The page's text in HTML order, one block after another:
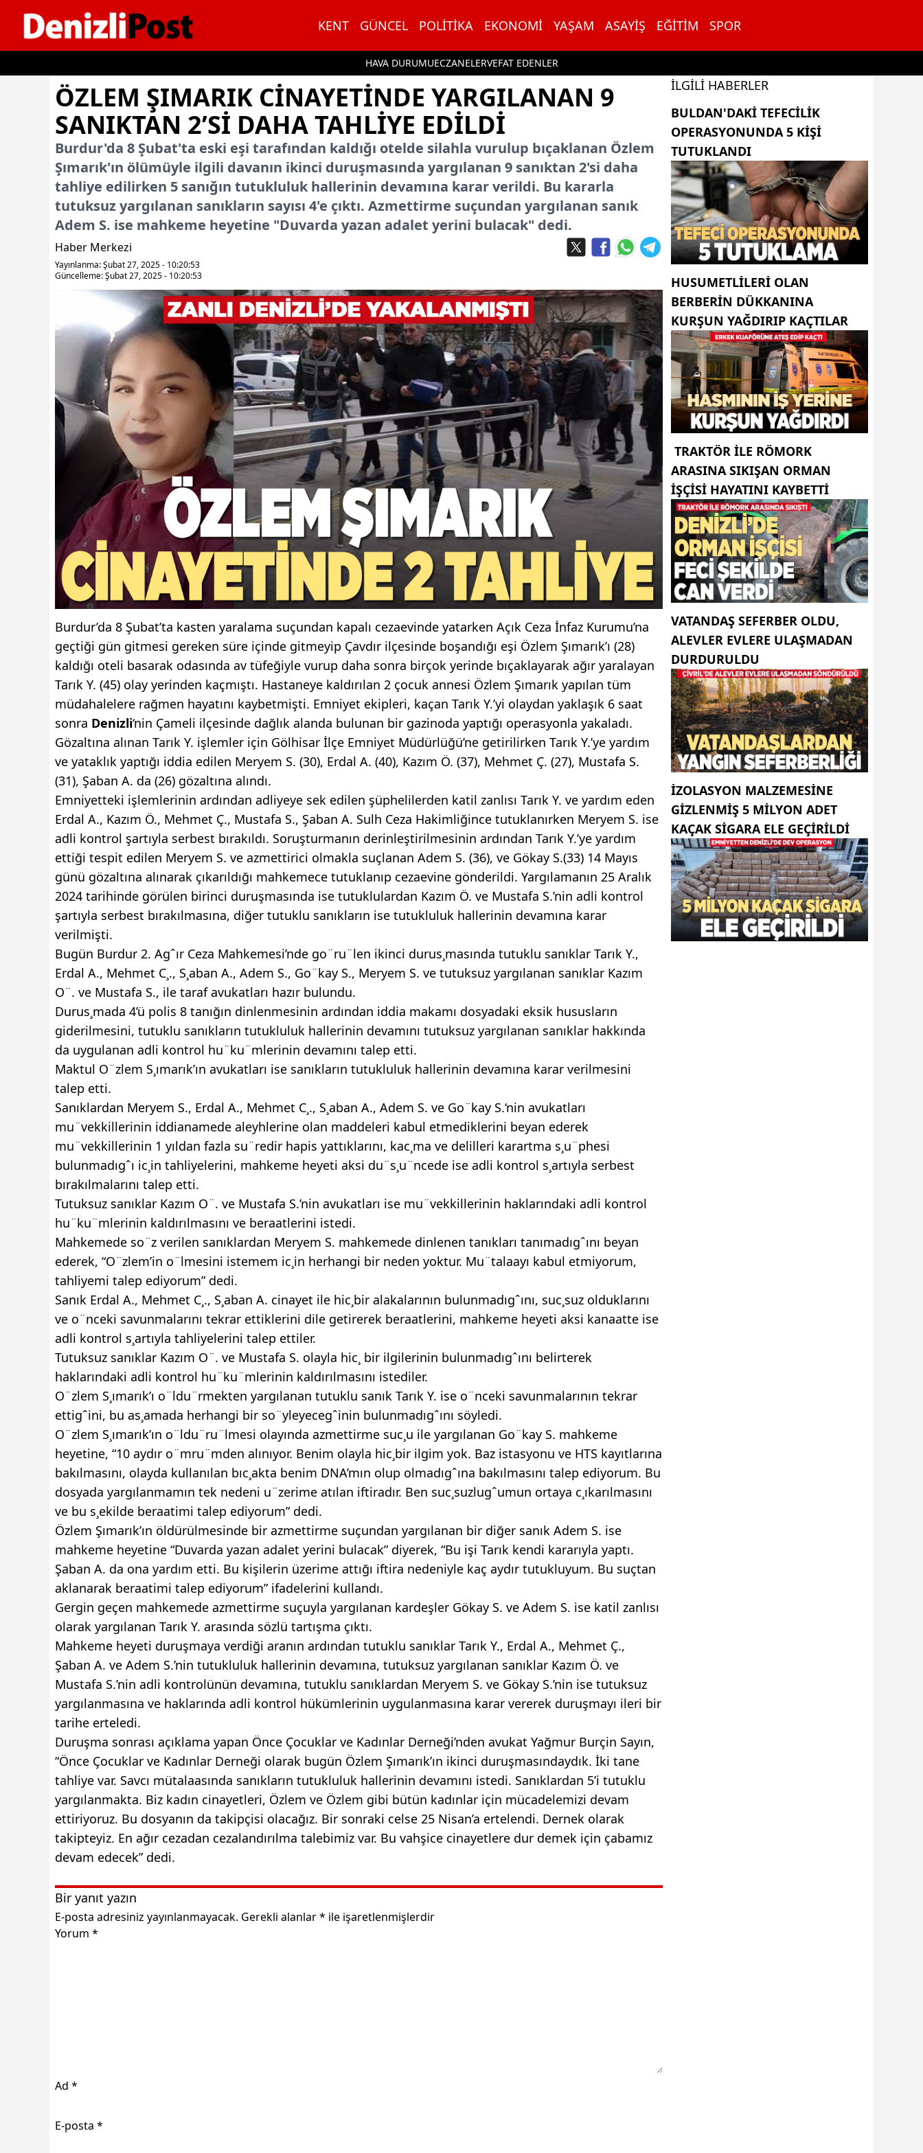
KENT GÜNCEL POLITIKA EKONOMI YAŞAM ASAYIŞ EĞITIM SPOR
HAVA DURUMUECZANELERVEFAT EDENLER
İçeriğe geç
ÖZLEM ŞIMARIK CINAYETINDE YARGILANAN 9
SANIKTAN 2’SI DAHA TAHLIYE EDILDI
Burdur'da 8 Şubat'ta eski eşi tarafından kaldığı otelde silahla vurulup bıçaklanan Özlem
Şımarık'ın ölümüyle ilgili davanın ikinci duruşmasında yargılanan 9 sanıktan 2'si daha
tahliye edilirken 5 sanığın tutukluluk hallerinin devamına karar verildi. Bu kararla
tutuksuz yargılanan sanıkların sayısı 4'e çıktı. Azmettirme suçundan yargılanan sanık
Adem S. ise mahkeme heyetine "Duvarda yazan adalet yerini bulacak" dedi.
Haber Merkezi
Yayınlanma: Şubat 27, 2025 - 10:20:53
Güncelleme: Şubat 27, 2025 - 10:20:53
Burdur’da 8 Şubat’ta kasten yaralama suçundan kapalı cezaevinde yatarken Açık Ceza İnfaz Kurumu’na
geçtiği gün gitmesi gereken süre içinde gitmeyip Çavdır ilçesinde boşandığı eşi Özlem Şımarık’ı (28)
kaldığı oteli basarak odasında av tüfeğiyle vurup daha sonra birçok yerinde bıçaklayarak ağır yaralayan
Tarık Y. (45) olay yerinden kaçmıştı. Hastaneye kaldırılan 2 çocuk annesi Özlem Şımarık yapılan tüm
müdahalelere rağmen hayatını kaybetmişti. Emniyet ekipleri, kaçan Tarık Y.’yi olaydan yaklaşık 6 saat
sonra Denizli‘nin Çameli ilçesinde dağlık alanda bulunan bir gazinoda yaptığı operasyonla yakaladı.
Gözaltına alınan Tarık Y. işlemler için Gölhisar İlçe Emniyet Müdürlüğü’ne getirilirken Tarık Y.’ye yardım
ve yataklık yaptığı iddia edilen Meryem S. (30), Erdal A. (40), Kazım Ö. (37), Mehmet Ç. (27), Mustafa S.
(31), Şaban A. da (26) gözaltına alındı.
Emniyetteki işlemlerinin ardından adliyeye sek edilen şüphelilerden katil zanlısı Tarık Y. ve yardım eden
Erdal A., Kazım Ö., Mehmet Ç., Mustafa S., Şaban A. Sulh Ceza Hakimliğince tutuklanırken Meryem S. ise
adli kontrol şartıyla serbest bırakıldı. Soruşturmanın derinleştirilmesinin ardından Tarık Y.’ye yardım
ettiği tespit edilen Meryem S. ve azmettirici olmakla suçlanan Adem S. (36), ve Gökay S.(33) 14 Mayıs
günü gözaltına alınarak çıkarıldığı mahkemece tutuklanıp cezaevine gönderildi. Yargılamanın 25 Aralık
2024 tarihinde görülen birinci duruşmasında ise tutuklulardan Kazım Ö. ve Mustafa S.’nin adli kontrol
şartıyla serbest bırakılmasına, diğer tutuklu sanıkların ise tutukluluk hallerinin devamına karar
verilmişti.
Bugün Burdur 2. Agˆır Ceza Mahkemesi’nde go¨ru¨len ikinci durus¸masında tutuklu sanıklar Tarık Y.,
Erdal A., Mehmet C¸., S¸aban A., Adem S., Go¨kay S., Meryem S. ve tutuksuz yargılanan sanıklar Kazım
O¨. ve Mustafa S., ile taraf avukatları hazır bulundu.
Durus¸mada 4’ü polis 8 tanığın dinlenmesinin ardından iddia makamı dosyadaki eksik hususların
giderilmesini, tutuklu sanıkların tutukluluk hallerinin devamını tutuksuz yargılanan sanıklar hakkında
da uygulanan adli kontrol hu¨ku¨mlerinin devamını talep etti.
Maktul O¨zlem S¸ımarık’ın avukatları ise sanıkların tutukluluk hallerinin devamına karar verilmesini
talep etti.
Sanıklardan Meryem S., Erdal A., Mehmet C¸., S¸aban A., Adem S. ve Go¨kay S.‘nin avukatları
mu¨vekkillerinin iddianamede aleyhlerine olan maddeleri kabul etmediklerini beyan ederek
mu¨vekkillerinin 1 yıldan fazla su¨redir hapis yattıklarını, kac¸ma ve delilleri karartma s¸u¨phesi
bulunmadıgˆı ic¸in tahliyelerini, mahkeme heyeti aksi du¨s¸u¨ncede ise adli kontrol s¸artıyla serbest
bırakılmalarını talep etti.
Tutuksuz sanıklar Kazım O¨. ve Mustafa S.’nin avukatları ise mu¨vekkillerinin haklarındaki adli kontrol
hu¨ku¨mlerinin kaldırılmasını ve beraatlerini istedi.
Mahkemede so¨z verilen sanıklardan Meryem S. mahkemede dinlenen tanıkları tanımadıgˆını beyan
ederek, “O¨zlem’in o¨lmesini istemem ic¸in herhangi bir neden yoktur. Mu¨talaayı kabul etmiyorum,
tahliyemi talep ediyorum” dedi.
Sanık Erdal A., Mehmet C¸., S¸aban A. cinayet ile hic¸bir alakalarının bulunmadıgˆını, suc¸suz olduklarını
ve o¨nceki savunmalarını tekrar ettiklerini dile getirerek beraatlerini, mahkeme heyeti aksi kanaatte ise
adli kontrol s¸artıyla tahliyelerini talep ettiler.
Tutuksuz sanıklar Kazım O¨. ve Mustafa S. olayla hic¸ bir ilgilerinin bulunmadıgˆını belirterek
haklarındaki adli kontrol hu¨ku¨mlerinin kaldırılmasını istediler.
O¨zlem S¸ımarık’ı o¨ldu¨rmekten yargılanan tutuklu sanık Tarık Y. ise o¨nceki savunmalarının tekrar
ettigˆini, bu as¸amada herhangi bir so¨yleyecegˆinin bulunmadıgˆını söyledi.
O¨zlem S¸ımarık’ın o¨ldu¨ru¨lmesi olayında azmettirme suc¸u ile yargılanan Go¨kay S. mahkeme
heyetine, “10 aydır o¨mru¨mden alınıyor. Benim olayla hic¸bir ilgim yok. Baz istasyonu ve HTS kayıtlarına
bakılmasını, olayda kullanılan bıc¸akta benim DNA’mın olup olmadıgˆına bakılmasını talep ediyorum. Bu
dosyada yargılanmamın tek nedeni u¨zerime atılan iftiradır. Ben suc¸suzlugˆumun ortaya c¸ıkarılmasını
ve bu s¸ekilde beraatimi talep ediyorum” dedi.
Özlem Şımarık’ın öldürülmesinde bir azmettirme suçundan yargılanan bir diğer sanık Adem S. ise
mahkeme heyetine “Duvarda yazan adalet yerini bulacak” diyerek, “Bu işi Tarık kendi kararıyla yaptı.
Şaban A. da ona yardım etti. Bu kişilerin üzerime attığı iftira nedeniyle kaç aydır tutukluyum. Bu suçtan
aklanarak beraatimi talep ediyorum” ifadelerini kullandı.
Gergin geçen mahkemede azmettirme suçuyla yargılanan kardeşler Gökay S. ve Adem S. ise katil zanlısı
olarak yargılanan Tarık Y. arasında sözlü tartışma çıktı.
Mahkeme heyeti duruşmaya verdiği aranın ardından tutuklu sanıklar Tarık Y., Erdal A., Mehmet Ç.,
Şaban A. ve Adem S.’nin tutukluluk hallerinin devamına, tutuksuz yargılanan sanıklar Kazım Ö. ve
Mustafa S.’nin adli kontrolünün devamına, tutuklu sanıklardan Meryem S. ve Gökay S.’nin ise tutuksuz
yargılanmasına ve haklarında adli kontrol hükümlerinin uygulanmasına karar vererek duruşmayı ileri bir
tarihe erteledi.
Duruşma sonrası açıklama yapan Önce Çocuklar ve Kadınlar Derneği’nden avukat Yağmur Burçin Sayın,
“Önce Çocuklar ve Kadınlar Derneği olarak bugün Özlem Şımarık’ın ikinci duruşmasındaydık. İki tane
tahliye var. Savcı mütalaasında sanıkların tutukluluk hallerinin devamını istedi. Sanıklardan 5’i tutuklu
yargılanmakta. Biz kadın cinayetleri, Özlem ve Özlem gibi bütün kadınlar için mücadelemizi devam
ettiriyoruz. Bu dosyanın da takipçisi olacağız. Bir sonraki celse 25 Nisan’a ertelendi. Dernek olarak
takipteyiz. En ağır cezadan cezalandırılma talebimiz var. Bu vahşice cinayetlere dur demek için çabamız
devam edecek” dedi.
Bir yanıt yazın
E-posta adresiniz yayınlanmayacak. Gerekli alanlar* ile işaretlenmişlerdir
Yorum *
Ad *
E-posta *
İLGILI HABERLER
BULDAN'DAKI TEFECILIK
OPERASYONUNDA 5 KIŞI
TUTUKLANDI
HUSUMETLILERI OLAN
BERBERIN DÜKKANINA
KURŞUN YAĞDIRIP KAÇTILAR
TRAKTÖR ILE RÖMORK
ARASINA SIKIŞAN ORMAN
IŞÇISI HAYATINI KAYBETTI
VATANDAŞ SEFERBER OLDU,
ALEVLER EVLERE ULAŞMADAN
DURDURULDU
İZOLASYON MALZEMESINE
GIZLENMIŞ 5 MILYON ADET
KAÇAK SIGARA ELE GEÇIRILDI